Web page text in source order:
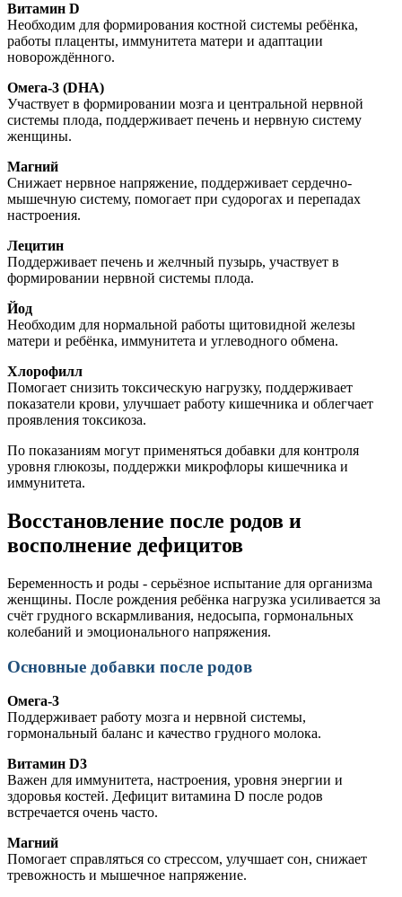
Витамин D
Необходим для формирования костной системы ребёнка,
работы плаценты, иммунитета матери и адаптации
новорождённого.
Омега-3 (DHA)
Участвует в формировании мозга и центральной нервной
системы плода, поддерживает печень и нервную систему
женщины.
Магний
Снижает нервное напряжение, поддерживает сердечно-
мышечную систему, помогает при судорогах и перепадах
настроения.
Лецитин
Поддерживает печень и желчный пузырь, участвует в
формировании нервной системы плода.
Йод
Необходим для нормальной работы щитовидной железы
матери и ребёнка, иммунитета и углеводного обмена.
Хлорофилл
Помогает снизить токсическую нагрузку, поддерживает
показатели крови, улучшает работу кишечника и облегчает
проявления токсикоза.
По показаниям могут применяться добавки для контроля
уровня глюкозы, поддержки микрофлоры кишечника и
иммунитета.
Восстановление после родов и
восполнение дефицитов
Беременность и роды - серьёзное испытание для организма
женщины. После рождения ребёнка нагрузка усиливается за
счёт грудного вскармливания, недосыпа, гормональных
колебаний и эмоционального напряжения.
Основные добавки после родов
Омега-3
Поддерживает работу мозга и нервной системы,
гормональный баланс и качество грудного молока.
Витамин D3
Важен для иммунитета, настроения, уровня энергии и
здоровья костей. Дефицит витамина D после родов
встречается очень часто.
Магний
Помогает справляться со стрессом, улучшает сон, снижает
тревожность и мышечное напряжение.